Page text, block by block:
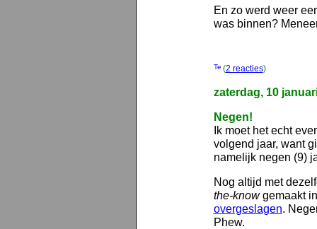
En zo werd weer
was binnen?
(2 reacties)
zaterdag, 10
Negen!
Ik moet het echt
volgend jaar, want
namelijk negen (9)
Nog altijd met
the-knowgemaakt
overgeslagen.
Phew.